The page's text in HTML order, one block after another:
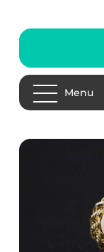
Menu